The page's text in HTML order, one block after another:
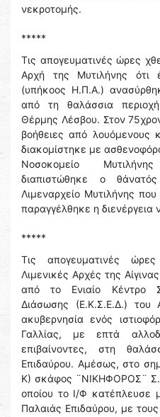
νεκροτομής.
*****
Τις απογευματινές ώρες
Αρχή της Μυτιλήνης ότι
(υπήκοος Η.Π.Α.)
από τη θαλάσσια
Θέρμης Λέσβου. Στον
βοήθειες από λουόμενους
διακομίστηκε με
Νοσοκομείο
διαπιστώθηκε ο
Λιμεναρχείο Μυτιλήνης
παραγγέλθηκε η διενέργεια
*****
Τις απογευματινές
Λιμενικές Αρχές της
από το Ενιαίο Κέντρο
Διάσωσης (Ε.Κ.Σ.Ε.Δ.) του
ακυβερνησία ενός
Γαλλίας, με επτά
επιβαίνοντες, στη
Επιδαύρου. Αμέσως, στο
Κ) σκάφος ¨ΝΙΚΗΦΟΡΟΣ¨
οποίου το Ι/Φ κατέπλευσε
Παλαιάς Επιδαύρου, με